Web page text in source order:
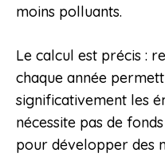
moins polluants.
Le calcul est précis :
chaque année
significativement les
nécessite pas de
pour développer des